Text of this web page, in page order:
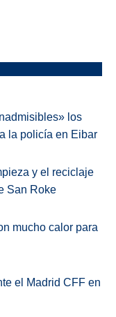
los
la policía en Eibar
y el reciclaje
San Roke
mucho calor para
el Madrid CFF en